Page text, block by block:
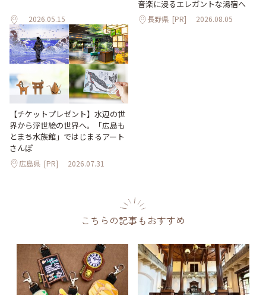
2026.05.15
音楽に浸るエレガントな湯宿へ
長野県 [PR] 2026.08.05
【チケットプレゼント】水辺の世
界から浮世絵の世界へ。「広島も
とまち水族館」ではじまるアート
さんぽ
広島県 [PR] 2026.07.31
こちらの記事もおすすめ